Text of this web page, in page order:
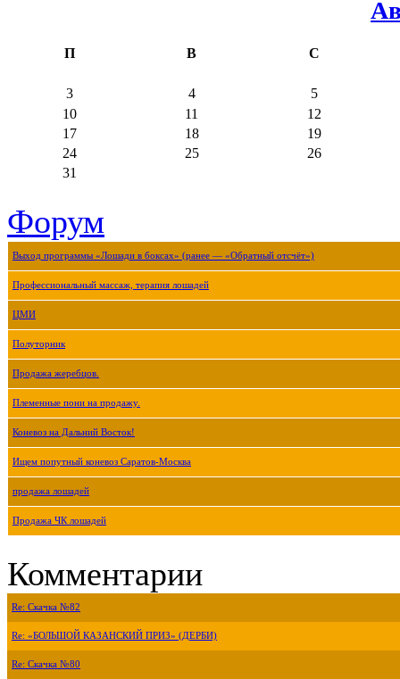
П В С
3 4
5
10
11
12
17
18
19
24
25
26
31
Форум
Выход программы «Лошади в боксах» (ранее — «Обратный отсчёт»)
Профессиональный массаж, терапия лошадей
ЦМИ
Полуторник
Продажа жеребцов.
Племенные пони на продажу.
Коневоз на Дальний Восток!
Ищем попутный коневоз Саратов-Москва
продажа лошадей
Продажа ЧК лошадей
Комментарии
Re: Скачка №82
Re: «БОЛЬШОЙ КАЗАНСКИЙ ПРИЗ» (ДЕРБИ)
Re: Скачка №80